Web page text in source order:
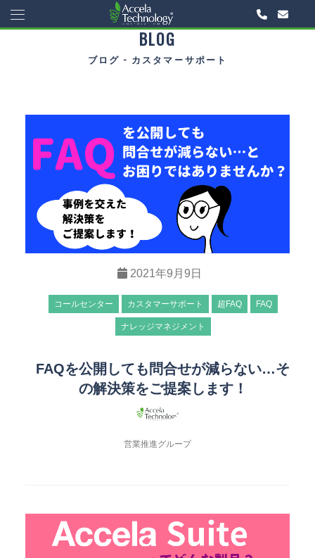
BLOG
ブログ - カスタマーサポート
2021年9月9日
コールセンター カスタマーサポート 超FAQ FAQ
ナレッジマネジメント
FAQを公開しても問合せが減らない…そ
の解決策をご提案します！
営業推進グループ